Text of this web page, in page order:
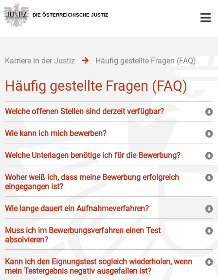
Zur
Hauptnavigation
[1]
Zum
Inhalt
[2]
Zum
Untermenü
[3]
DIE ÖSTERREICHISCHE JUSTIZ
Karriere in der Justiz Häufig gestellte Fragen (FAQ)
Häufig gestellte Fragen (FAQ)
Welche offenen Stellen sind derzeit verfügbar?
Wie kann ich mich bewerben?
Welche Unterlagen benötige ich für die Bewerbung?
Woher weiß ich, dass meine Bewerbung erfolgreich
eingegangen ist?
Wie lange dauert ein Aufnahmeverfahren?
Muss ich im Bewerbungsverfahren einen Test
absolvieren?
Kann ich den Eignungstest sogleich wiederholen, wenn
mein Testergebnis negativ ausgefallen ist?